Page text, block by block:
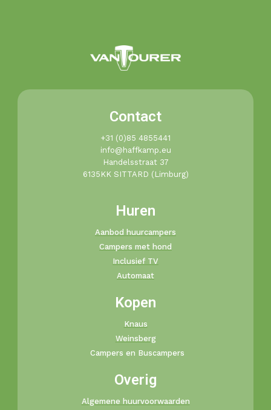
Contact
+31 (0)85 4855441​
info@haffkamp.eu​
Handelsstraat 37
6135KK SITTARD (Limburg)
Huren
Aanbod huurcampers
Campers met hond
Inclusief TV
Automaat
Kopen
Knaus
Weinsberg
Campers en Buscampers
Overig
Algemene huurvoorwaarden